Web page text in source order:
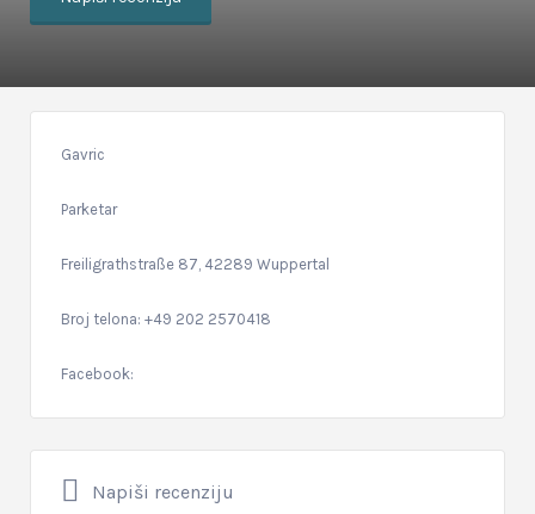
Gavric
Parketar
Freiligrathstraße 87, 42289 Wuppertal
Broj telona: +49 202 2570418
Facebook:
Napiši recenziju